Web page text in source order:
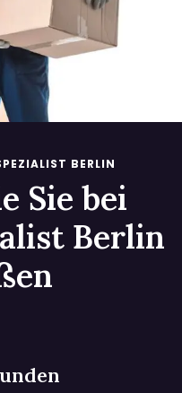
BERLIN
Sie bei
Berlin